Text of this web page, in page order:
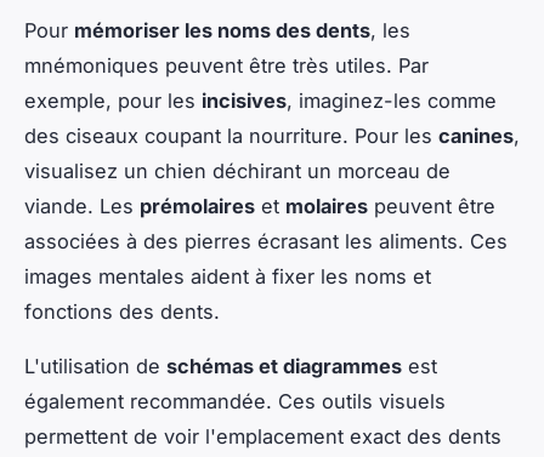
Pour mémoriser les noms des dents, les
mnémoniques peuvent être très utiles. Par
exemple, pour les incisives, imaginez-les comme
des ciseaux coupant la nourriture. Pour les canines,
visualisez un chien déchirant un morceau de
viande. Les prémolaires et molaires peuvent être
associées à des pierres écrasant les aliments. Ces
images mentales aident à fixer les noms et
fonctions des dents.
L'utilisation de schémas et diagrammes est
également recommandée. Ces outils visuels
permettent de voir l'emplacement exact des dents